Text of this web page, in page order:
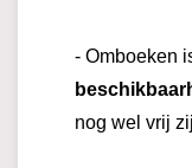
- Omboeken
nog wel vrij